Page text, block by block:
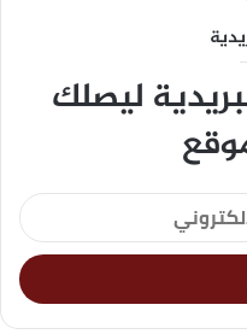
ليصلك